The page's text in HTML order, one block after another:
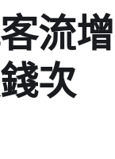
流
次